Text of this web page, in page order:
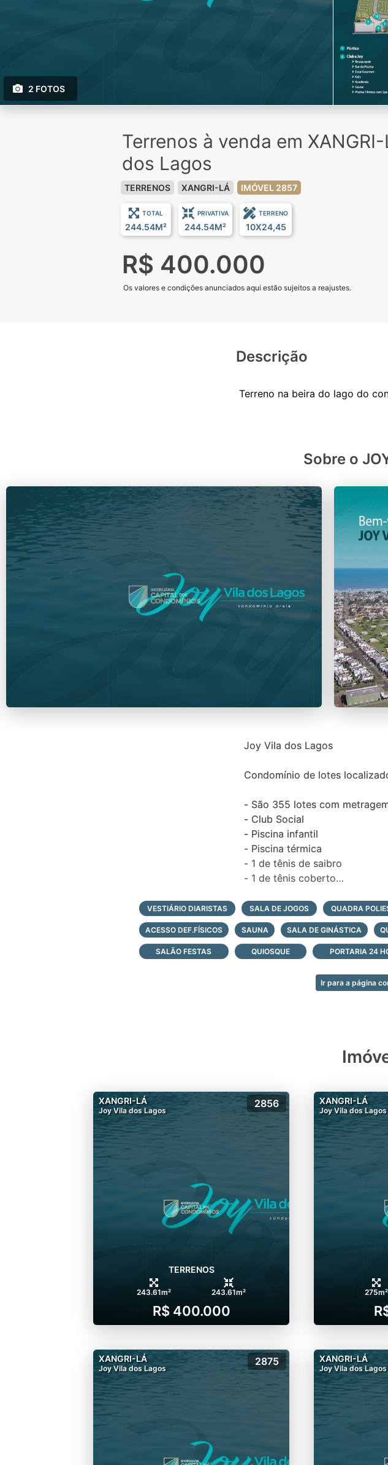
2 FOTOS
Terrenos à venda em
dos Lagos
TERRENOS XANGRI-LÁ IMÓVEL 2857
TOTAL
244.54M²
PRIVATIVA
244.54M²
TERRENO
10X24,45
R$ 400.000
Os valores e condições anunciados aqui estão sujeitos a reajustes.
Descrição
Sobre o
Joy Vila dos Lagos
Condomínio de lotes
- São 355 lotes com
- Club Social
- Piscina infantil
- Piscina térmica
- 1 de tênis de saibro
- 1 de tênis coberto
VESTIÁRIO DIARISTAS SALA DE JOGOS QUADRA
ACESSO DEF.FÍSICOS SAUNA SALA DE GINÁSTICA
SALÃO FESTAS QUIOSQUE PORTARIA 24
Ir para a página
XANGRI-LÁ
Joy Vila dos Lagos
2856
TERRENOS
243.61m² 243.61m²
R$ 400.000
XANGRI-LÁ
Joy Vila dos Lagos
275m²
XANGRI-LÁ
Joy Vila dos Lagos
2875 XANGRI-LÁ
Joy Vila dos Lagos